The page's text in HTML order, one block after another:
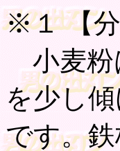
※１ 【
小麦
を少し
です。